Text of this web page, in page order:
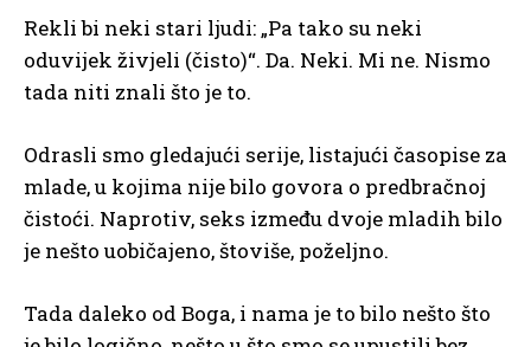
Rekli bi neki stari ljudi: „Pa tako su neki
oduvijek živjeli (čisto)“. Da. Neki. Mi ne. Nismo
tada niti znali što je to.
Odrasli smo gledajući serije, listajući časopise za
mlade, u kojima nije bilo govora o predbračnoj
čistoći. Naprotiv, seks između dvoje mladih bilo
je nešto uobičajeno, štoviše, poželjno.
Tada daleko od Boga, i nama je to bilo nešto što